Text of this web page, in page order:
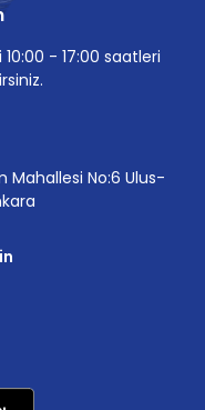
- 17:00 saatleri
Mahallesi No:6 Ulus-